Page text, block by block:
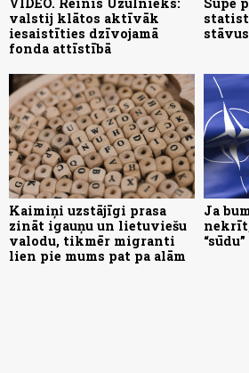
VIDEO. Reinis Uzulnieks:
valstij klātos aktīvāk
iesaistīties dzīvojamā
fonda attīstībā
Supe
stāvus
Kaimiņi uzstājīgi prasa
zināt igauņu un lietuviešu
valodu, tikmēr migranti
lien pie mums pat pa alām
Ja